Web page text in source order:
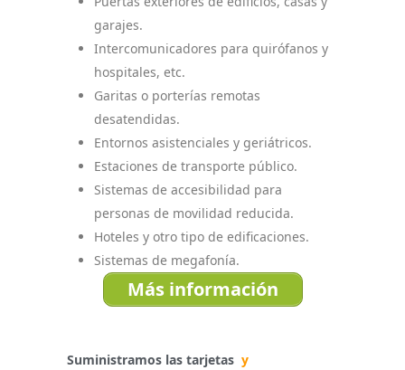
garajes.
Intercomunicadores para quirófanos y
hospitales, etc.
Garitas o porterías remotas
desatendidas.
Entornos asistenciales y geriátricos.
Estaciones de transporte público.
Sistemas de accesibilidad para
personas de movilidad reducida.
Hoteles y otro tipo de edificaciones.
Sistemas de megafonía.
Más información
Suministramos las tarjetas y